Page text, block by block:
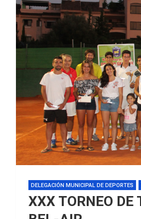
DELEGACIÓN MUNICIPAL DE DEPORTES
XXX TORNEO DE